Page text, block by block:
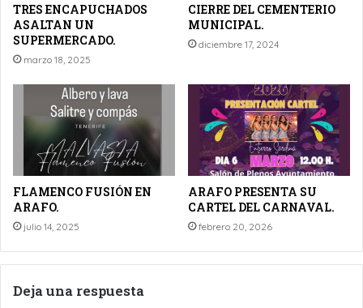
TRES ENCAPUCHADOS
ASALTAN UN
SUPERMERCADO.
marzo 18, 2025
CIERRE DEL CEMENTERIO
MUNICIPAL.
diciembre 17, 2024
FLAMENCO FUSIÓN EN
ARAFO.
julio 14, 2025
ARAFO PRESENTA SU
CARTEL DEL CARNAVAL.
febrero 20, 2026
Deja una respuesta